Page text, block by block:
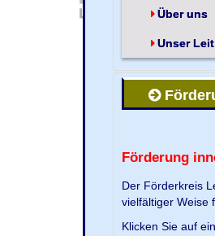
Über uns
Unser
Förderung
Der Förderkreis
vielfältiger Weise
Klicken Sie auf